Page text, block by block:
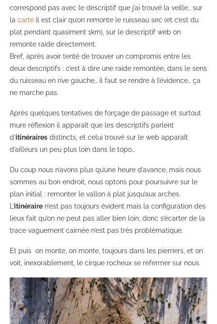
correspond pas avec le descriptif que j’ai trouvé la veille… sur
la carte il est clair qu’on remonte le ruisseau sec (et c’est du
plat pendant quasiment 1km), sur le descriptif web on
remonte raide directement.
Bref, après avoir tenté de trouver un compromis entre les
deux descriptifs : c’est à dire une raide remontée, dans le sens
du ruisseau en rive gauche… il faut se rendre à l’évidence… ça
ne marche pas.
Après quelques tentatives de forçage de passage et surtout
mure réflexion il apparaît que les descriptifs parlent
d’itinéraires distincts, et celui trouvé sur le web apparaît
d’ailleurs un peu plus loin dans le topo…
Du coup nous n’avons plus qu’une heure d’avance, mais nous
sommes au bon endroit, nous optons pour poursuivre sur le
plan initial : remonter le vallon à plat jusqu’aux arches.
L’itinéraire n’est pas toujours évident mais la configuration des
lieux fait qu’on ne peut pas aller bien loin, donc s’écarter de la
trace vaguement cairnée n’est pas très problématique.
Et puis on monte, on monte, toujours dans les pierriers, et on
voit, inexorablement, le cirque rocheux se refermer sur nous.